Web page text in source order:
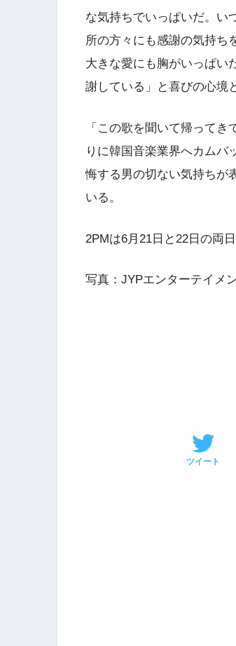
な気持ちでいっぱいだ。い
所の方々にも感謝の気持ち
大きな愛にも胸がいっぱい
謝している」と喜びの心境
「この歌を聞いて帰って
りに韓国音楽業界へカムバ
悔する男の切ない気持ちが
いる。
2PMは6月21日と22日の両
写真：JYPエンターテイメ
ツイート